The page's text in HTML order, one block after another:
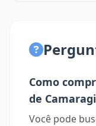
Como
de
Você pode